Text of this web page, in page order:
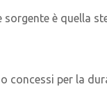
è quella
concessi per la